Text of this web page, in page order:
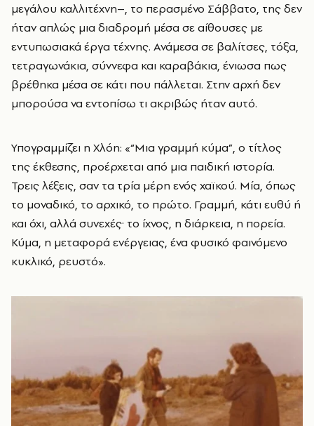
μεγάλου καλλιτέχνη–, το περασμένο Σάββατο, της δεν
ήταν απλώς μια διαδρομή μέσα σε αίθουσες με
εντυπωσιακά έργα τέχνης. Ανάμεσα σε βαλίτσες, τόξα,
τετραγωνάκια, σύννεφα και καραβάκια, ένιωσα πως
βρέθηκα μέσα σε κάτι που πάλλεται. Στην αρχή δεν
μπορούσα να εντοπίσω τι ακριβώς ήταν αυτό.
Υπογραμμίζει η Χλόη: «“Μια γραμμή κύμα”, ο τίτλος
της έκθεσης, προέρχεται από μια παιδική ιστορία.
Τρεις λέξεις, σαν τα τρία μέρη ενός χαϊκού. Μία, όπως
το μοναδικό, το αρχικό, το πρώτο. Γραμμή, κάτι ευθύ ή
και όχι, αλλά συνεχές· το ίχνος, η διάρκεια, η πορεία.
Κύμα, η μεταφορά ενέργειας, ένα φυσικό φαινόμενο
κυκλικό, ρευστό».